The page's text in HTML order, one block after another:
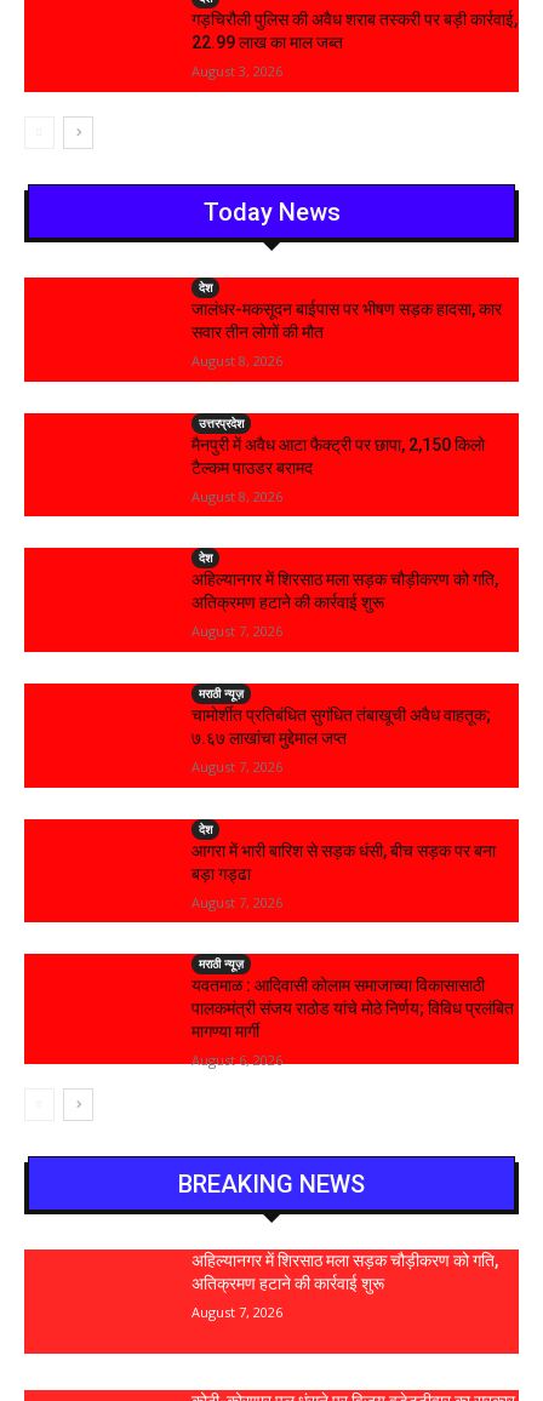
गड़चिरौली पुलिस की अवैध शराब तस्करी पर बड़ी कार्रवाई,
₹22.99 लाख का माल जब्त
August 3, 2026
Today News
देश
जालंधर-मकसूदन बाईपास पर भीषण सड़क हादसा, कार
सवार तीन लोगों की मौत
August 8, 2026
उत्तरप्रदेश
मैनपुरी में अवैध आटा फैक्ट्री पर छापा, 2,150 किलो
टैल्कम पाउडर बरामद
August 8, 2026
देश
अहिल्यानगर में शिरसाठ मला सड़क चौड़ीकरण को गति,
अतिक्रमण हटाने की कार्रवाई शुरू
August 7, 2026
मराठी न्यूज़
चामोर्शीत प्रतिबंधित सुगंधित तंबाखूची अवैध वाहतूक;
₹७.६७ लाखांचा मुद्देमाल जप्त
August 7, 2026
देश
आगरा में भारी बारिश से सड़क धंसी, बीच सड़क पर बना
बड़ा गड्ढा
August 7, 2026
मराठी न्यूज़
यवतमाळ : आदिवासी कोलाम समाजाच्या विकासासाठी
पालकमंत्री संजय राठोड यांचे मोठे निर्णय; विविध प्रलंबित
मागण्या मार्गी
August 6, 2026
BREAKING NEWS
अहिल्यानगर में शिरसाठ मला सड़क चौड़ीकरण को गति,
अतिक्रमण हटाने की कार्रवाई शुरू
August 7, 2026